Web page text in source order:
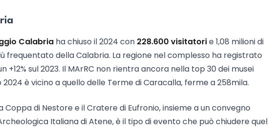
Calabria ha chiuso il 2024 con 228.600 visitatorie 1,08 milioni di
frequentato della Calabria. La regione nel complesso ha registrato
sul 2023. Il MArRC non rientra ancora nella top 30 dei musei
è vicino a quello delle Terme di Caracalla, ferme a 258mila.
di Nestore e il Cratere di Eufronio, insieme a un convegno
Italiana di Atene, è il tipo di evento che può chiudere quel